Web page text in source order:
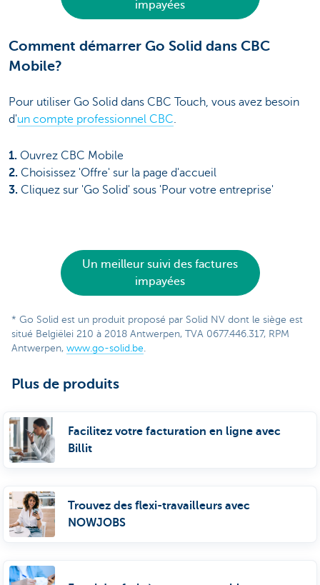
impayées
Comment démarrer Go Solid dans CBC
Mobile?
Pour utiliser Go Solid dans CBC Touch, vous avez besoin
d'un compte professionnel CBC.
1. Ouvrez CBC Mobile
2. Choisissez 'Offre' sur la page d'accueil
3. Cliquez sur 'Go Solid' sous 'Pour votre entreprise'
Un meilleur suivi des factures
impayées
* Go Solid est un produit proposé par Solid NV dont le siège est
situé Belgiëlei 210 à 2018 Antwerpen, TVA 0677.446.317, RPM
Antwerpen, www.go-solid.be
Plus de produits
Facilitez votre facturation en ligne avec
Billit
Trouvez des flexi-travailleurs avec
NOWJOBS